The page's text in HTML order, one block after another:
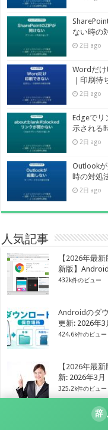
ない時の
2日 ago
Wordだ
｜印刷待
2日 ago
Edgeで
示される
2日 ago
Outlook
時の対処
2日 ago
人気記事
【2026年最
新版】
432k件のビュー
Androidのダ
更新: 2026年
424.6k件のビュー
【2026年最
新: 2026年3
325.2k件のビュー
パソコンで
辞